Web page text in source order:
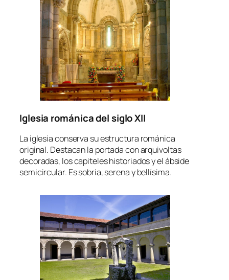
Iglesia románica del siglo XII
La iglesia conserva su estructura románica
original. Destacan la portada con arquivoltas
decoradas, los capiteles historiados y el ábside
semicircular. Es sobria, serena y bellísima.